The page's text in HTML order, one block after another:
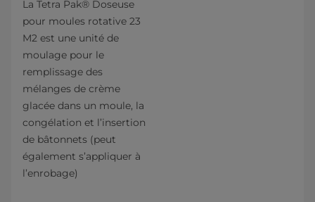
La Tetra Pak® Doseuse
pour moules rotative 23
M2 est une unité de
moulage pour le
remplissage des
mélanges de crème
glacée dans un moule, la
congélation et l’insertion
de bâtonnets (peut
également s’appliquer à
l’enrobage)